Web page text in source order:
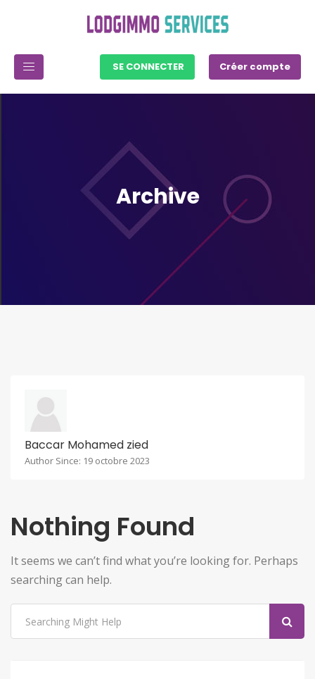
SE CONNECTER Créer compte
Archive
Baccar Mohamed zied
Author Since: 19 octobre 2023
Nothing Found
It seems we can’t find what you’re looking for. Perhaps
searching can help.